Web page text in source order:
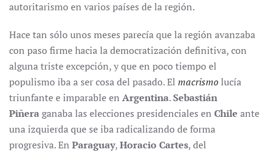
autoritarismo en varios países de la región.
Hace tan sólo unos meses parecía que la región avanzaba
con paso firme hacia la democratización definitiva, con
alguna triste excepción, y que en poco tiempo el
populismo iba a ser cosa del pasado. El macrismolucía
triunfante e imparable en Argentina.Sebastián
Piñeraganaba las elecciones presidenciales en Chile ante
una izquierda que se iba radicalizando de forma
progresiva. En Paraguay,Horacio Cartes, del